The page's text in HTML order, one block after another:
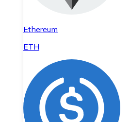
Ethereum
ETH